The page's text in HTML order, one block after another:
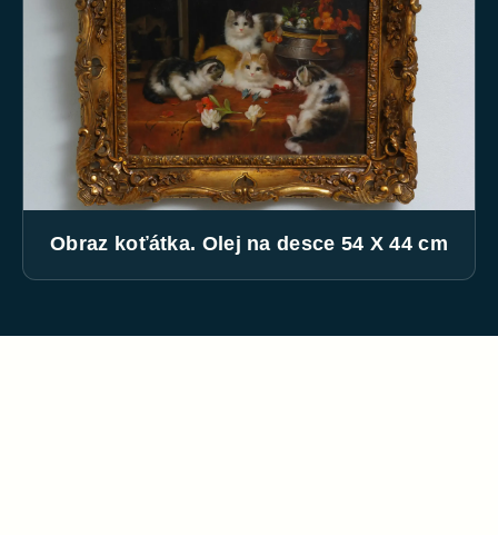
Obraz koťátka. Olej na desce 54 X 44 cm